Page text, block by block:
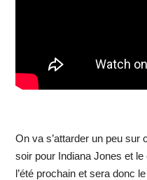
On va s’attarder un peu sur
soir pour Indiana Jones et
l’été prochain et sera donc